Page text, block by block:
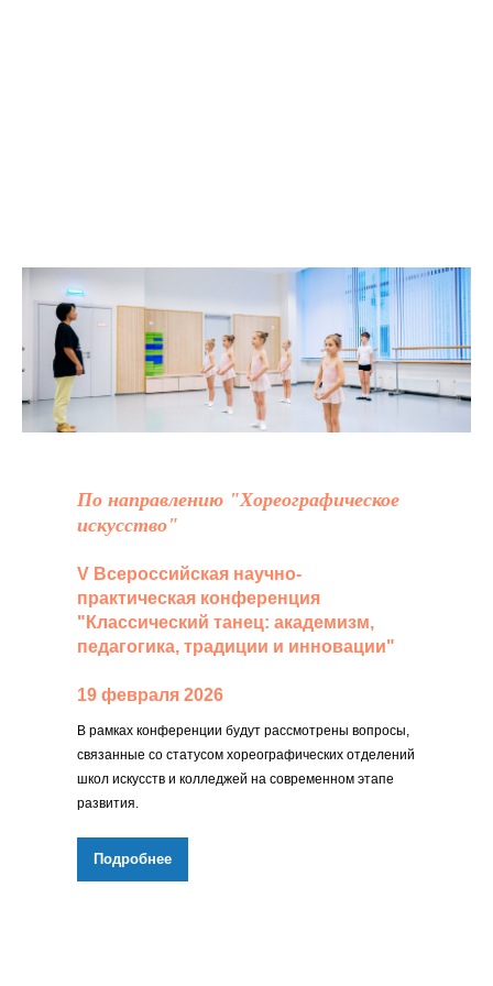
По направлению "Хореографическое
искусство"
V Всероссийская научно-
практическая конференция
"Классический танец: академизм,
педагогика, традиции и инновации"
19 февраля 2026
В рамках конференции будут рассмотрены вопросы,
связанные со статусом хореографических отделений
школ искусств и колледжей на современном этапе
развития.
Подробнее